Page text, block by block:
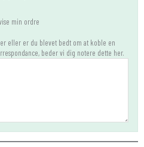
min ordre
eller er du blevet bedt om at koble en
beder vi dig notere dette her.